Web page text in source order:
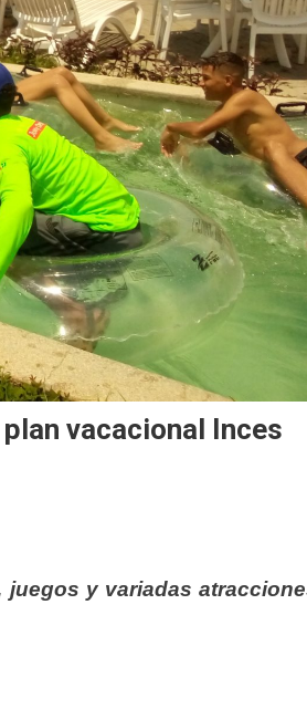
vacacional Inces
juegos y variadas